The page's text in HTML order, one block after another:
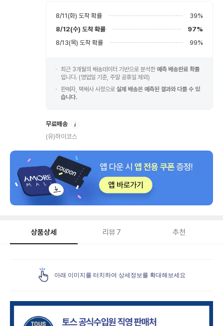
8/11(화) 도착 확률 39%
8/12(수) 도착 확률 97%
8/13(목) 도착 확률 99%
최근 3개월의 배송데이터 기반으로 분석한 예측 배송완료 확률
입니다. (영업일 기준, 주말 공휴일 제외)
판매자, 택배사 사정으로 실제 배송은 예측된 결과와 다를 수 있
습니다.
무료배송
(유)하이코스
상품상세 리뷰 7 추천
아래 이미지를 터치하여 상세정보를 확대해보세요